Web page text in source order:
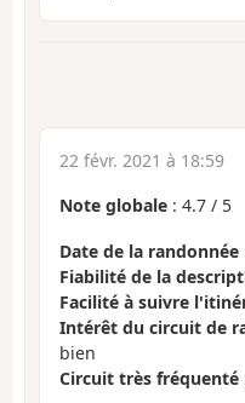
22 févr. 2021 à 18:59
Note globale : 4.7 / 5
Date de la randonnée
Fiabilité de la
Facilité à suivre
Intérêt du circuit de
bien
Circuit très fréquenté